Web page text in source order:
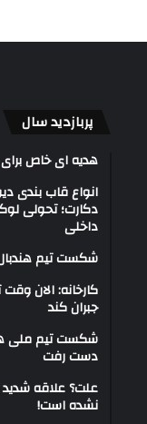
پربازدید سال
هدیه ای خاص
انواع قاب بندی
دکارت؛ تحولی
داخلی
شکست تیم
کارخانه: الان وقت
جبران کند
شکست تیم ملی
دست رفت
علت؟ علاقه شدید
نشده است!